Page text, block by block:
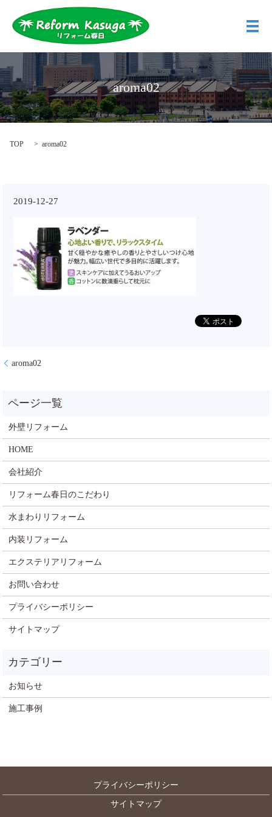
メ
aroma02
TOP aroma02
2019-12-27
aroma02
外壁リフォーム
HOME
会社紹介
リフォーム春日のこだわり
水まわりリフォーム
内装リフォーム
エクステリアリフォーム
お問い合わせ
プライバシーポリシー
サイトマップ
お知らせ
施工事例
プライバシーポリシー
サイトマップ